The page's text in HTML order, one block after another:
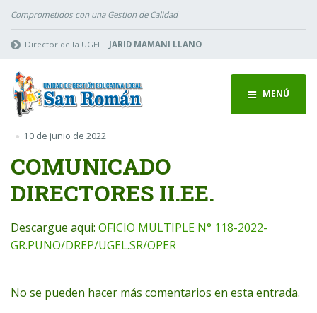
Comprometidos con una Gestion de Calidad
Director de la UGEL : JARID MAMANI LLANO
MENÚ
10 de junio de 2022
COMUNICADO
DIRECTORES II.EE.
Descargue aqui: OFICIO MULTIPLE N° 118-2022-
GR.PUNO/DREP/UGEL.SR/OPER
No se pueden hacer más comentarios en esta entrada.